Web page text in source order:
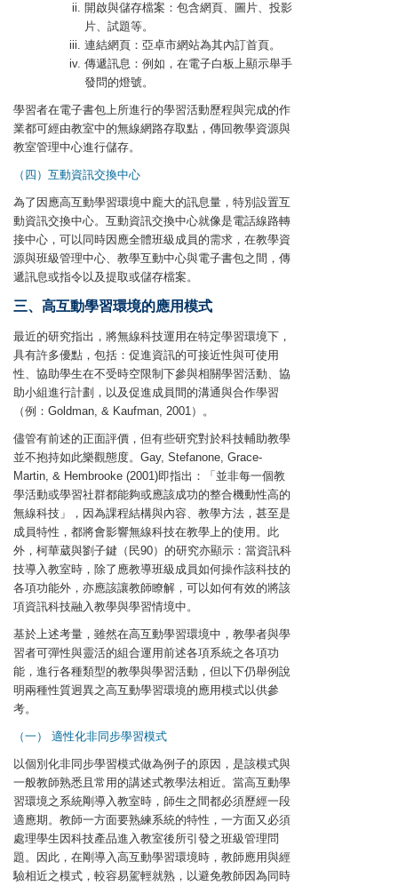
開啟與儲存檔案：包含網頁、圖片、投影
片、試題等。
連結網頁：亞卓市網站為其內訂首頁。
傳遞訊息：例如，在電子白板上顯示舉手
發問的燈號。
學習者在電子書包上所進行的學習活動歷程與完成的作
業都可經由教室中的無線網路存取點，傳回教學資源與
教室管理中心進行儲存。
（四）互動資訊交換中心
為了因應高互動學習環境中龐大的訊息量，特別設置互
動資訊交換中心。互動資訊交換中心就像是電話線路轉
接中心，可以同時因應全體班級成員的需求，在教學資
源與班級管理中心、教學互動中心與電子書包之間，傳
遞訊息或指令以及提取或儲存檔案。
三、高互動學習環境的應用模式
最近的研究指出，將無線科技運用在特定學習環境下，
具有許多優點，包括：促進資訊的可接近性與可使用
性、協助學生在不受時空限制下參與相關學習活動、協
助小組進行計劃，以及促進成員間的溝通與合作學習
（例：Goldman, & Kaufman, 2001）。
儘管有前述的正面評價，但有些研究對於科技輔助教學
並不抱持如此樂觀態度。Gay, Stefanone, Grace-
Martin, & Hembrooke (2001)即指出：「並非每一個教
學活動或學習社群都能夠或應該成功的整合機動性高的
無線科技」，因為課程結構與內容、教學方法，甚至是
成員特性，都將會影響無線科技在教學上的使用。此
外，柯華葳與劉子鍵（民90）的研究亦顯示：當資訊科
技導入教室時，除了應教導班級成員如何操作該科技的
各項功能外，亦應該讓教師瞭解，可以如何有效的將該
項資訊科技融入教學與學習情境中。
基於上述考量，雖然在高互動學習環境中，教學者與學
習者可彈性與靈活的組合運用前述各項系統之各項功
能，進行各種類型的教學與學習活動，但以下仍舉例說
明兩種性質迥異之高互動學習環境的應用模式以供參
考。
（一） 適性化非同步學習模式
以個別化非同步學習模式做為例子的原因，是該模式與
一般教師熟悉且常用的講述式教學法相近。當高互動學
習環境之系統剛導入教室時，師生之間都必須歷經一段
適應期。教師一方面要熟練系統的特性，一方面又必須
處理學生因科技產品進入教室後所引發之班級管理問
題。因此，在剛導入高互動學習環境時，教師應用與經
驗相近之模式，較容易駕輕就熟，以避免教師因為同時